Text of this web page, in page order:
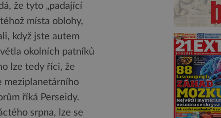
že tyto „padající
místa oblohy,
když jste autem
okolních patníků
lze tedy říci, že
meziplanetárního
říká Perseidy.
srpna, lze se